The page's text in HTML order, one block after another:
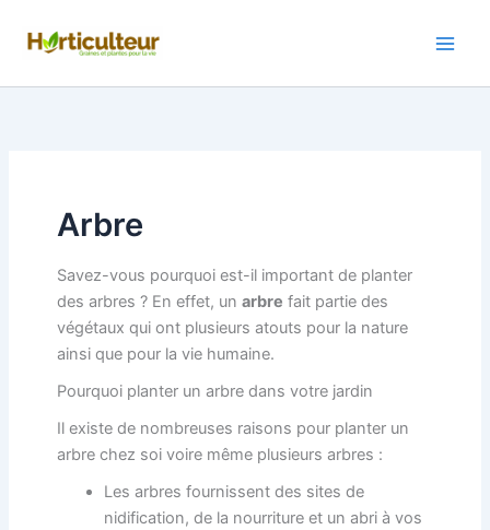
Arbre
Savez-vous pourquoi est-il important de planter
des arbres ? En effet, un arbre fait partie des
végétaux qui ont plusieurs atouts pour la nature
ainsi que pour la vie humaine.
Pourquoi planter un arbre dans votre jardin
Il existe de nombreuses raisons pour planter un
arbre chez soi voire même plusieurs arbres :
Les arbres fournissent des sites de
nidification, de la nourriture et un abri à vos